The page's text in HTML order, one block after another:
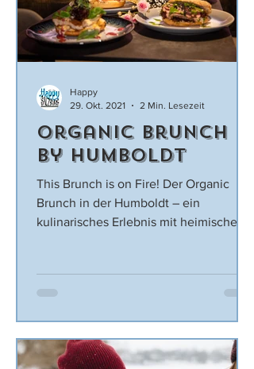
Organic Brunch
by Humboldt
This Brunch is on Fire! Der Organic
Brunch in der Humboldt – ein
kulinarisches Erlebnis mit heimischer
Happy
29. Okt. 2021
2 Min. Lesezeit